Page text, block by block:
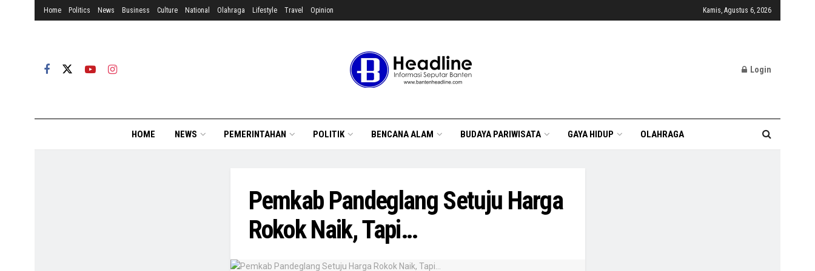
Home Politics News Business Culture National Olahraga Lifestyle Travel Opinion Kamis, Agustus 6, 2026
Login
HOME NEWS PEMERINTAHAN POLITIK BENCANA ALAM BUDAYA PARIWISATA GAYA HIDUP OLAHRAGA
Pemkab Pandeglang Setuju Harga
Rokok Naik, Tapi…